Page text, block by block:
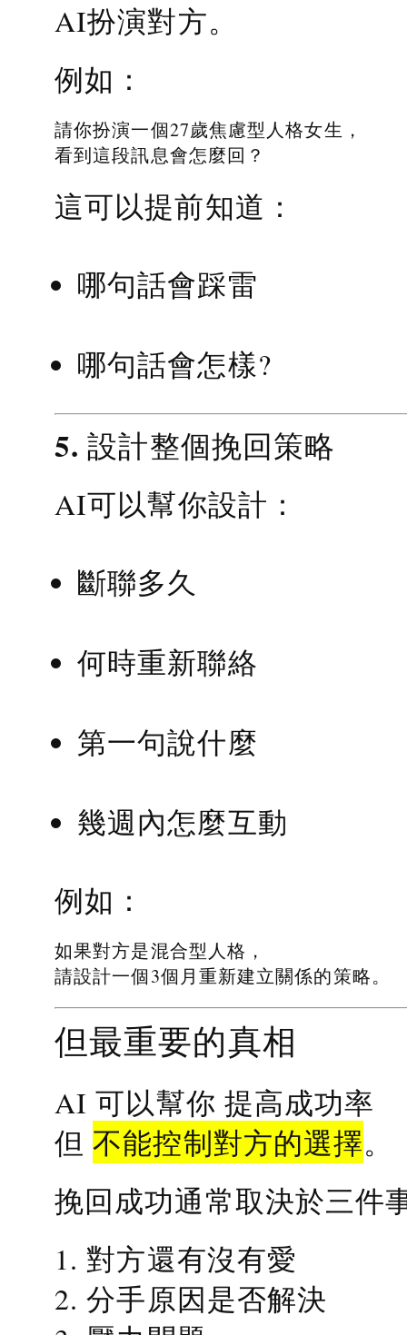
AI扮演對方。
例如：
請你扮演一個27歲焦慮型人格女生，
看到這段訊息會怎麼回？
這可以提前知道：
哪句話會踩雷
哪句話會怎樣?
5. 設計整個挽回策略
AI可以幫你設計：
斷聯多久
何時重新聯絡
第一句說什麼
幾週內怎麼互動
例如：
如果對方是混合型人格，
請設計一個3個月重新建立關係的策略。
但最重要的真相
AI 可以幫你 提高成功率
但不能控制對方的選擇。
挽回成功通常取決於三件
1. 對方還有沒有愛
2. 分手原因是否解決